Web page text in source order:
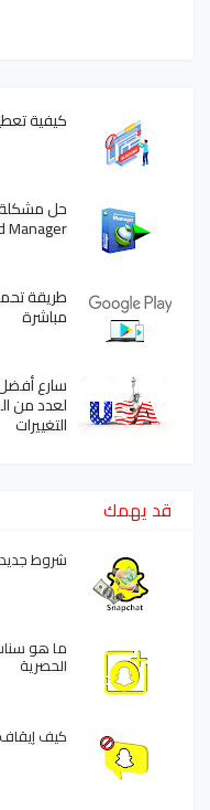
كيفية
حل مشكلة
Manager
مباشرة
سارع
لعدد من
التغييرات
قد يهمك
شروط
ما هو
الحصرية
كيف